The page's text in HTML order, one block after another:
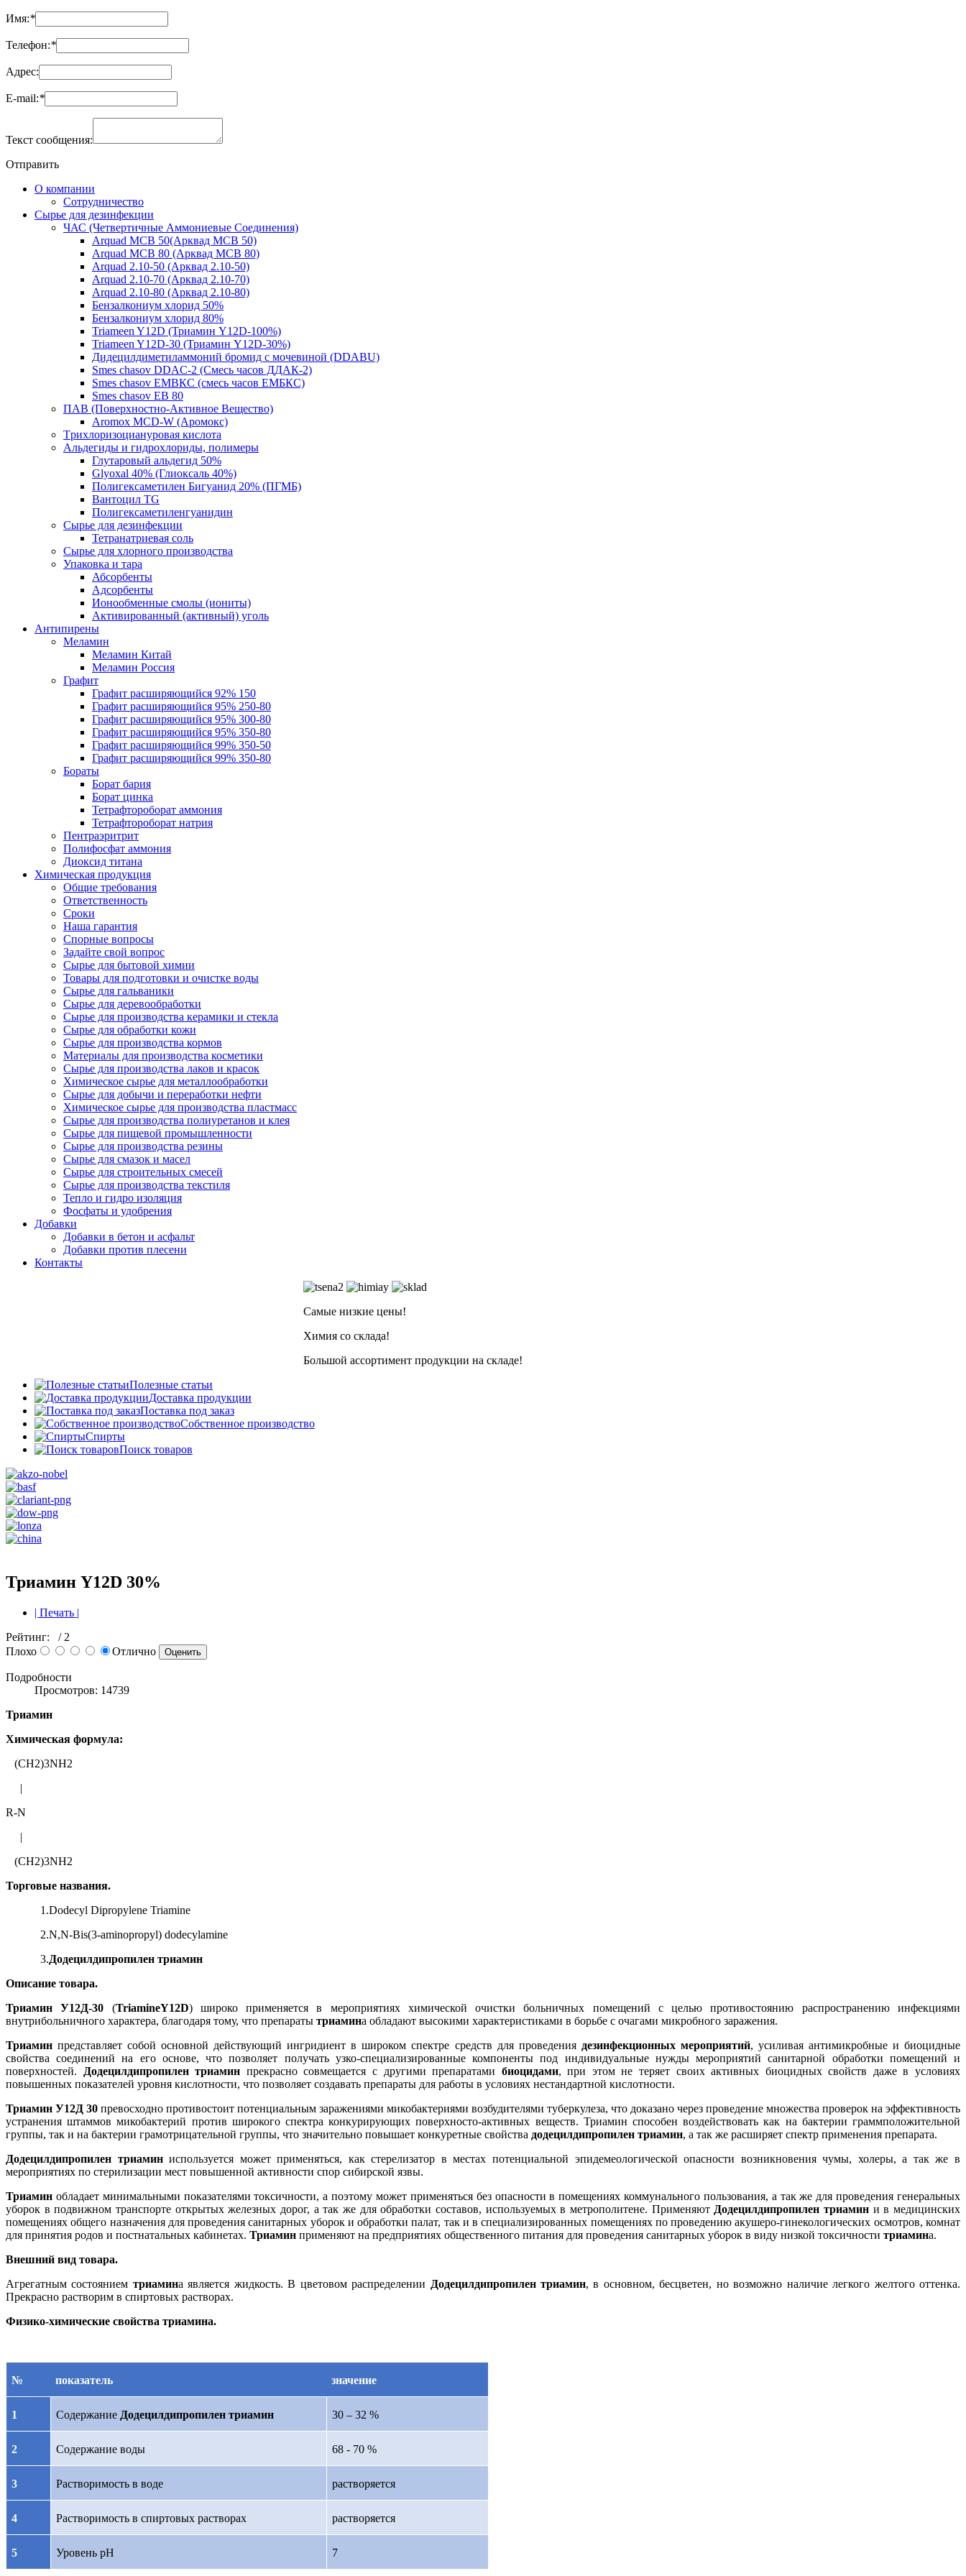
Имя:*
Телефон:*
Адрес:
Е-mail:*
Текст сообщения:
Отправить
О компании
Сотрудничество
Сырье для дезинфекции
ЧАС (Четвертичные Аммониевые Соединения)
Arquad MCB 50(Арквад МСВ 50)
Arquad MCB 80 (Арквад МСВ 80)
Arquad 2.10-50 (Арквад 2.10-50)
Arquad 2.10-70 (Арквад 2.10-70)
Arquad 2.10-80 (Арквад 2.10-80)
Бензалкониум хлорид 50%
Бензалкониум хлорид 80%
Triameen Y12D (Триамин Y12D-100%)
Triameen Y12D-30 (Триамин Y12D-30%)
Дидецилдиметиламмоний бромид с мочевиной (DDABU)
Smes chasov DDAC-2 (Смесь часов ДДАК-2)
Smes chasov ЕМВКС (смесь часов ЕМБКС)
Smes chasov ЕВ 80
ПАВ (Поверхностно-Активное Вещество)
Aromox MCD-W (Аромокс)
Tрихлоризоциануровая кислота
Альдегиды и гидрохлориды, полимеры
Глутаровый альдегид 50%
Glyoxal 40% (Глиоксаль 40%)
Полигексаметилен Бигуанид 20% (ПГМБ)
Вантоцил TG
Полигексаметиленгуанидин
Сырье для дезинфекции
Тетранатриевая соль
Сырье для хлорного производства
Упаковка и тара
Абсорбенты
Адсорбенты
Ионообменные смолы (иониты)
Активированный (активный) уголь
Антипирены
Меламин
Меламин Китай
Меламин Россия
Графит
Графит расширяющийся 92% 150
Графит расширяющийся 95% 250-80
Графит расширяющийся 95% 300-80
Графит расширяющийся 95% 350-80
Графит расширяющийся 99% 350-50
Графит расширяющийся 99% 350-80
Бораты
Борат бария
Борат цинка
Тетрафтороборат аммония
Тетрафтороборат натрия
Пентраэритрит
Полифосфат аммония
Диоксид титана
Химическая продукция
Общие требования
Ответственность
Сроки
Наша гарантия
Спорные вопросы
Задайте свой вопрос
Сырье для бытовой химии
Товары для подготовки и очистке воды
Сырье для гальваники
Сырье для деревообработки
Сырье для производства керамики и стекла
Сырье для обработки кожи
Сырье для производства кормов
Материалы для производства косметики
Сырье для производства лаков и красок
Химическое сырье для металлообработки
Сырье для добычи и переработки нефти
Химическое сырье для производства пластмасс
Сырье для производства полиуретанов и клея
Сырье для пищевой промышленности
Сырье для производства резины
Сырье для смазок и масел
Сырье для строительных смесей
Сырье для производства текстиля
Тепло и гидро изоляция
Фосфаты и удобрения
Добавки
Добавки в бетон и асфальт
Добавки против плесени
Контакты
Самые низкие цены!
Химия со склада!
Большой ассортимент продукции на складе!
Полезные статьи
Доставка продукции
Поставка под заказ
Собственное производство
Спирты
Поиск товаров
Триамин Y12D 30%
| Печать |
Рейтинг:
/ 2
Плохо
Отлично
Подробности
Просмотров: 14739
Триамин
Химическая формула:
(CH2)3NH2
|
R-N
|
(CH2)3NH2
Торговые названия.
1.Dodecyl Dipropylene Triamine
2.N,N-Bis(3-aminopropyl) dodecylamine
3.Додецилдипропилен триамин
Описание товара.
Триамин
У12Д-30 (TriamineY12D) широко применяется в мероприятиях химической очистки больничных помещений с целью противостоянию распространению инфекциями
внутрибольничного характера, благодаря тому, что препараты триамина обладают высокими характеристиками в борьбе с очагами микробного заражения.
Триамин представляет собой основной действующий ингридиент в широком спектре средств для проведения дезинфекционных мероприятий, усиливая антимикробные и биоцидные
свойства соединений на его основе, что позволяет получать узко-специализированные компоненты под индивидуальные нужды мероприятий санитарной обработки помещений и
поверхностей.
Додецилдипропилен триамин прекрасно совмещается с другими препаратами биоцидами, при этом не теряет своих активных биоцидных свойств даже в условиях
повышенных показателей уровня кислотности, что позволяет создавать препараты для работы в условиях нестандартной кислотности.
Триамин У12Д 30 превосходно противостоит потенциальным заражениями микобактериями возбудителями туберкулеза, что доказано через проведение множества проверок на эффективность
устранения штаммов микобактерий против широкого спектра конкурирующих поверхносто-активных веществ. Триамин способен воздействовать как на бактерии граммположительной
группы, так и на бактерии грамотрицательной группы, что значительно повышает конкуретные свойства додецилдипропилен триамин, а так же расширяет спектр применения препарата.
Додецилдипропилен триаминиспользуется может применяться, как стерелизатор в местах потенциальной эпидемеологической опасности возникновения чумы, холеры, а так же в
мероприятиях по стерилизации мест повышенной активности спор сибирской язвы.
Триамин обладает минимальными показателями токсичности, а поэтому может применяться без опасности в помещениях коммунального пользования, а так же для проведения генеральных
уборок в подвижном транспорте открытых железных дорог, а так же для обработки составов, используемых в метрополитене. Применяют Додецилдипропилен триамин и в медицинских
помещениях общего назначения для проведения санитарных уборок и обработки палат, так и в специализированных помещениях по проведению акушеро-гинекологических осмотров, комнат
для принятия родов и постнатальных кабинетах. Триамин применяют на предприятиях общественного питания для проведения санитарных уборок в виду низкой токсичности триамина.
Внешний вид товара.
Агрегатным состоянием триамина является жидкость. В цветовом распределении Додецилдипропилен триамин, в основном, бесцветен, но возможно наличие легкого желтого оттенка.
Прекрасно растворим в спиртовых растворах.
Физико-химические свойства триамина.
№ показатель значение
1 Содержание Додецилдипропилен триамин 30 – 32 %
2 Содержание воды 68 - 70 %
3 Растворимость в воде растворяется
4 Растворимость в спиртовых растворах растворяется
5 Уровень рН 7